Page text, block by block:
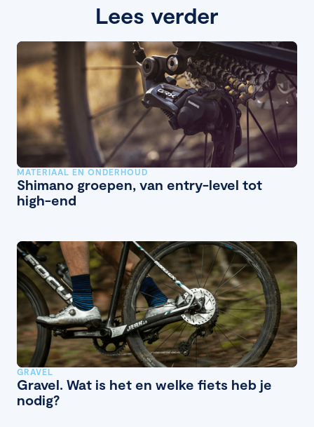
Lees verder
MATERIAAL EN ONDERHOUD
Shimano groepen, van entry-level tot
high-end
GRAVEL
Gravel. Wat is het en welke fiets heb je
nodig?